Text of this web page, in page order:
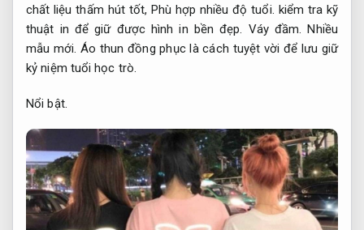
chất liệu thấm hút tốt, Phù hợp nhiều độ tuổi. kiểm tra kỹ
thuật in để giữ được hình in bền đẹp. Váy đầm. Nhiều
mẫu mới. Áo thun đồng phục là cách tuyệt vời để lưu giữ
kỷ niệm tuổi học trò.
Nổi bật.